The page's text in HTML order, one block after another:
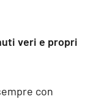
veri e propri
con